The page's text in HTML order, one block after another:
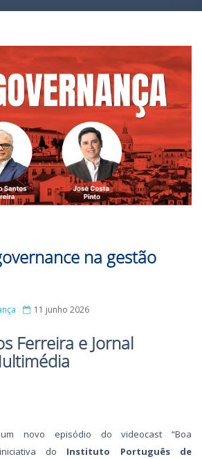
na gestão
11 junho 2026
Ferreira e Jornal
novo episódio do videocast “Boa
do Instituto Português de